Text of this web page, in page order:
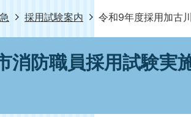
採用試験案内 令和9年度採用加古
消防職員採用試験実